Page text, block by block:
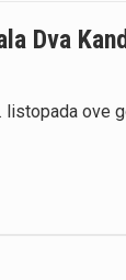
Dva
listopada ove